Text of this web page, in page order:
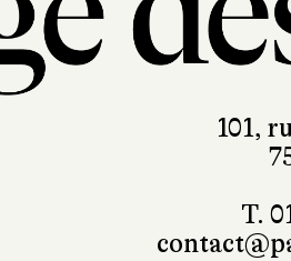
101,
T.